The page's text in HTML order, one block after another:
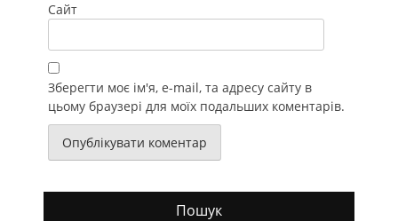
Сайт
Зберегти моє ім'я, e-mail, та адресу сайту в
цьому браузері для моїх подальших коментарів.
Пошук